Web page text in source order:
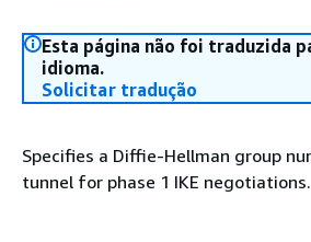
Esta página não foi traduzida
idioma.
Solicitar tradução
Specifies a Diffie-Hellman group
tunnel for phase 1 IKE negotiations.